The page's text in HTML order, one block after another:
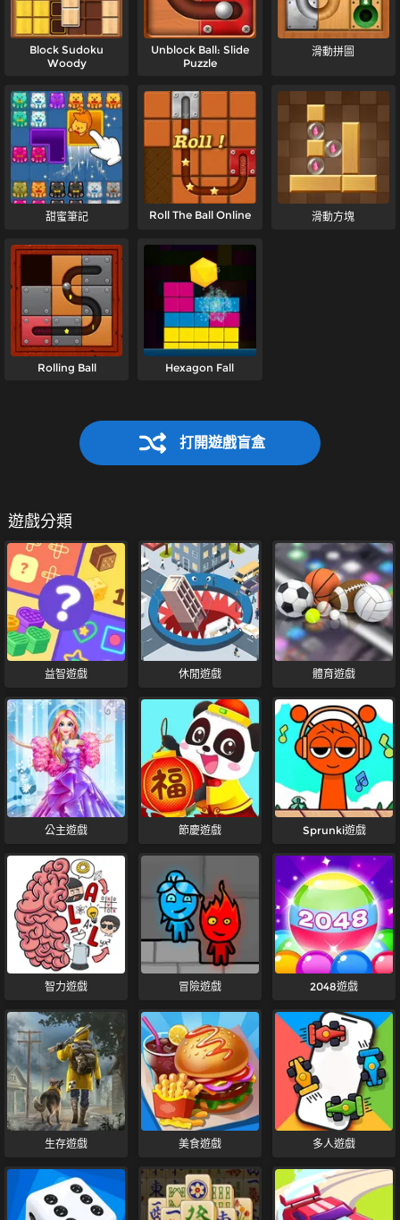
Block Sudoku
Woody
Unblock Ball: Slide
Puzzle
滑動拼圖
甜蜜筆記 Roll The Ball Online 滑動方塊
Rolling Ball Hexagon Fall
打開遊戲盲盒
遊戲分類
益智遊戲 休閒遊戲 體育遊戲
公主遊戲 節慶遊戲 Sprunki遊戲
智力遊戲 冒險遊戲 2048遊戲
生存遊戲 美食遊戲 多人遊戲